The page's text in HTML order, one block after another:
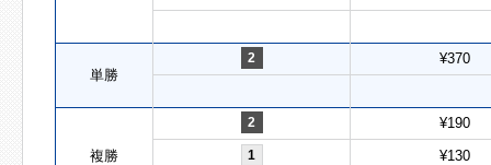
単勝
2 ¥370
複勝
2 ¥190
1 ¥130